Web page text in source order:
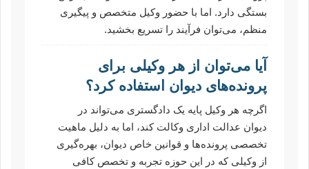
بستگی دارد. اما با حضور وکیل متخصص و پیگیری
منظم، می‌توان فرآیند را تسریع بخشید.
آیا می‌توان از هر وکیلی برای
پرونده‌های دیوان استفاده کرد؟
اگرچه هر وکیل پایه یک دادگستری می‌تواند در
دیوان عدالت اداری وکالت کند، اما به دلیل ماهیت
تخصصی پرونده‌ها و قوانین خاص دیوان، بهره‌گیری
از وکیلی که در این حوزه تجربه و تخصص کافی